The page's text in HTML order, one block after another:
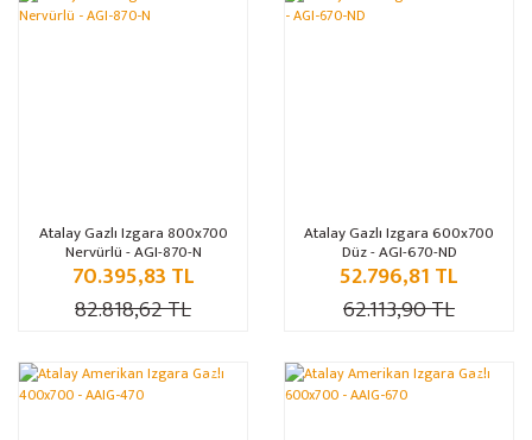
Atalay Gazlı Izgara 800x700
Nervürlü - AGI-870-N
70.395,83 TL
82.818,62 TL
Atalay Gazlı Izgara 600x700
Düz - AGI-670-ND
52.796,81 TL
62.113,90 TL
%15 %15